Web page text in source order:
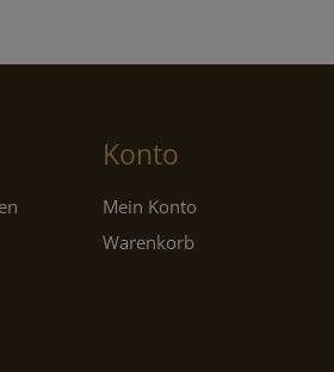
Konto
Mein Konto
Warenkorb